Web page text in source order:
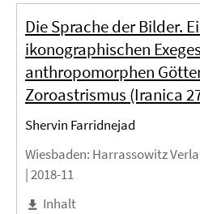
Die Sprache der Bilder.
ikonographischen
anthropomorphen
Zoroastrismus (Iranica
Shervin Farridnejad
Wiesbaden: Harrassowitz
|2018-11
Inhalt